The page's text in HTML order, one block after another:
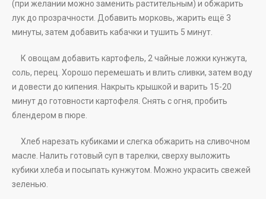
(при желании можно заменить растительным) и обжарить
лук до прозрачности. Добавить морковь, жарить ещё 3
минуты, затем добавить кабачки и тушить 5 минут.
К овощам добавить картофель, 2 чайные ложки кунжута,
соль, перец. Хорошо перемешать и влить сливки, затем воду
и довести до кипения. Накрыть крышкой и варить 15-20
минут до готовности картофеля. Снять с огня, пробить
блендером в пюре.
Хлеб нарезать кубиками и слегка обжарить на сливочном
масле. Налить готовый суп в тарелки, сверху выложить
кубики хлеба и посыпать кунжутом. Можно украсить свежей
зеленью.